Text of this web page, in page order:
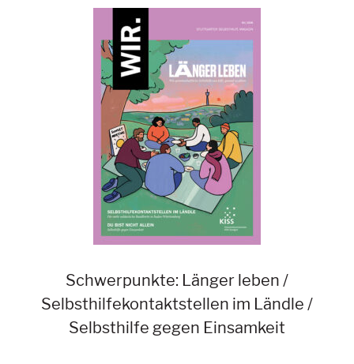
Schwerpunkte: Länger leben /
Selbsthilfekontaktstellen im Ländle /
Selbsthilfe gegen Einsamkeit